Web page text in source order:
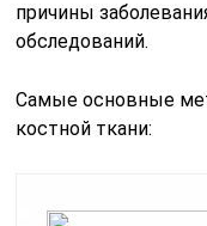
причины
обследований.
Самые основные
костной ткани: